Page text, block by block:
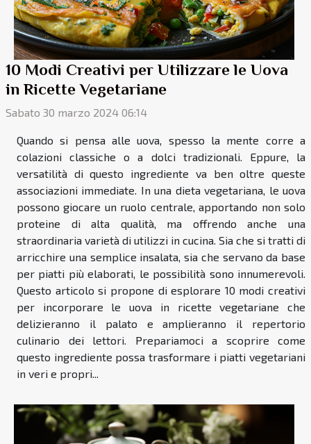
10 Modi Creativi per Utilizzare le Uova
in Ricette Vegetariane
Sabato 30 marzo 2024 06:14
Quando si pensa alle uova, spesso la mente corre a
colazioni classiche o a dolci tradizionali. Eppure, la
versatilità di questo ingrediente va ben oltre queste
associazioni immediate. In una dieta vegetariana, le uova
possono giocare un ruolo centrale, apportando non solo
proteine di alta qualità, ma offrendo anche una
straordinaria varietà di utilizzi in cucina. Sia che si tratti di
arricchire una semplice insalata, sia che servano da base
per piatti più elaborati, le possibilità sono innumerevoli.
Questo articolo si propone di esplorare 10 modi creativi
per incorporare le uova in ricette vegetariane che
delizieranno il palato e amplieranno il repertorio
culinario dei lettori. Prepariamoci a scoprire come
questo ingrediente possa trasformare i piatti vegetariani
in veri e propri...